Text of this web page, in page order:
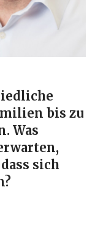
bis zu
Was
sich